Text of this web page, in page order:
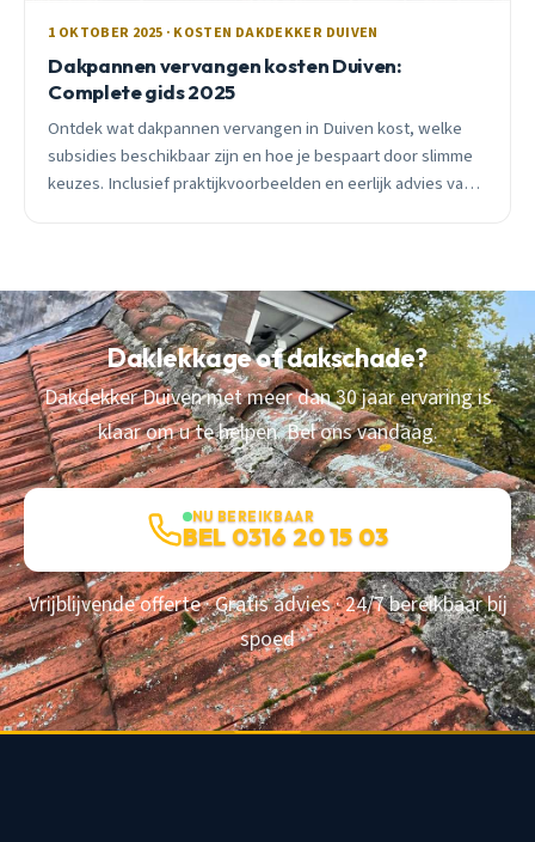
1 OKTOBER 2025 · KOSTEN DAKDEKKER DUIVEN
Dakpannen vervangen kosten Duiven:
Complete gids 2025
Ontdek wat dakpannen vervangen in Duiven kost, welke
subsidies beschikbaar zijn en hoe je bespaart door slimme
keuzes. Inclusief praktijkvoorbeelden en eerlijk advies van
Daklekkage of dakschade?
Dakdekker Duiven met meer dan 30 jaar ervaring is
klaar om u te helpen. Bel ons vandaag.
NU BEREIKBAAR
BEL 0316 20 15 03
Vrijblijvende offerte · Gratis advies · 24/7 bereikbaar bij
spoed